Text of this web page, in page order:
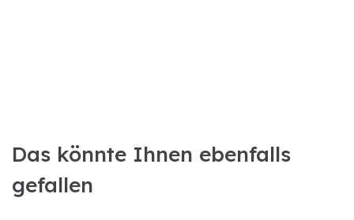
Das könnte Ihnen ebenfalls
gefallen